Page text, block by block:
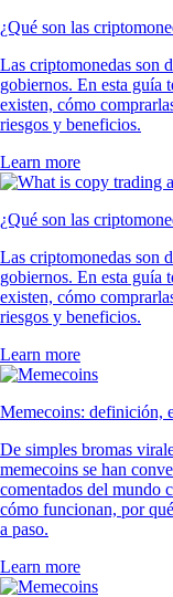
¿Qué son las
Las criptomonedas son
gobiernos. En esta guía
existen, cómo
riesgos y beneficios.
Learn more
¿Qué son las
Las criptomonedas son
gobiernos. En esta guía
existen, cómo
riesgos y beneficios.
Learn more
Memecoins: definición,
De simples bromas
memecoins se han
comentados del mundo
cómo funcionan, por
a paso.
Learn more